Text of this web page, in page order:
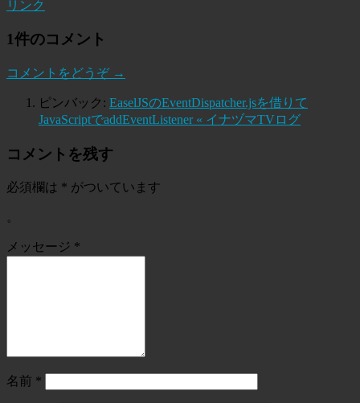
リンク
1件のコメント
コメントをどうぞ →
ピンバック: EaselJSのEventDispatcher.jsを借りて
JavaScriptでaddEventListener « イナヅマTVログ
コメントを残す
必須欄は * がついています
。
メッセージ *
名前 *